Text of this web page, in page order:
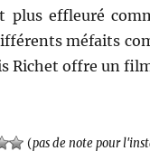
plus effleuré
méfaits
Richet offre un
(pas de note pour